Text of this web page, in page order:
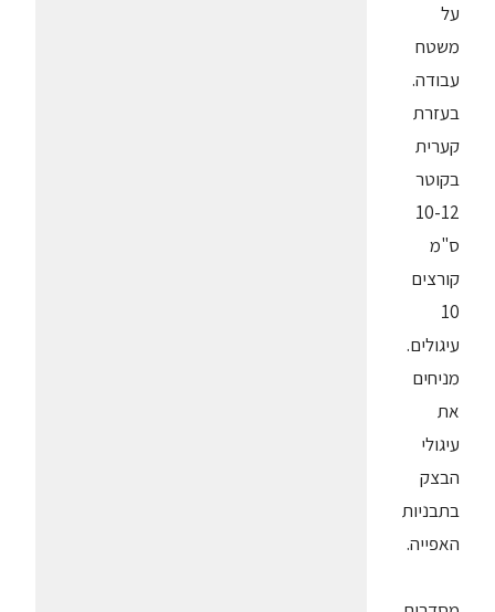
על
משטח
עבודה.
בעזרת
קערית
בקוטר
10-12
ס"מ
קורצים
10
עיגולים.
מניחים
את
עיגולי
הבצק
בתבניות
האפייה.